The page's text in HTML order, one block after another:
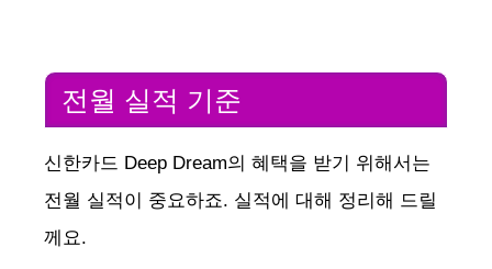
전월 실적 기준
신한카드 Deep Dream의 혜택을 받기 위해서는
전월 실적이 중요하죠. 실적에 대해 정리해 드릴
께요.